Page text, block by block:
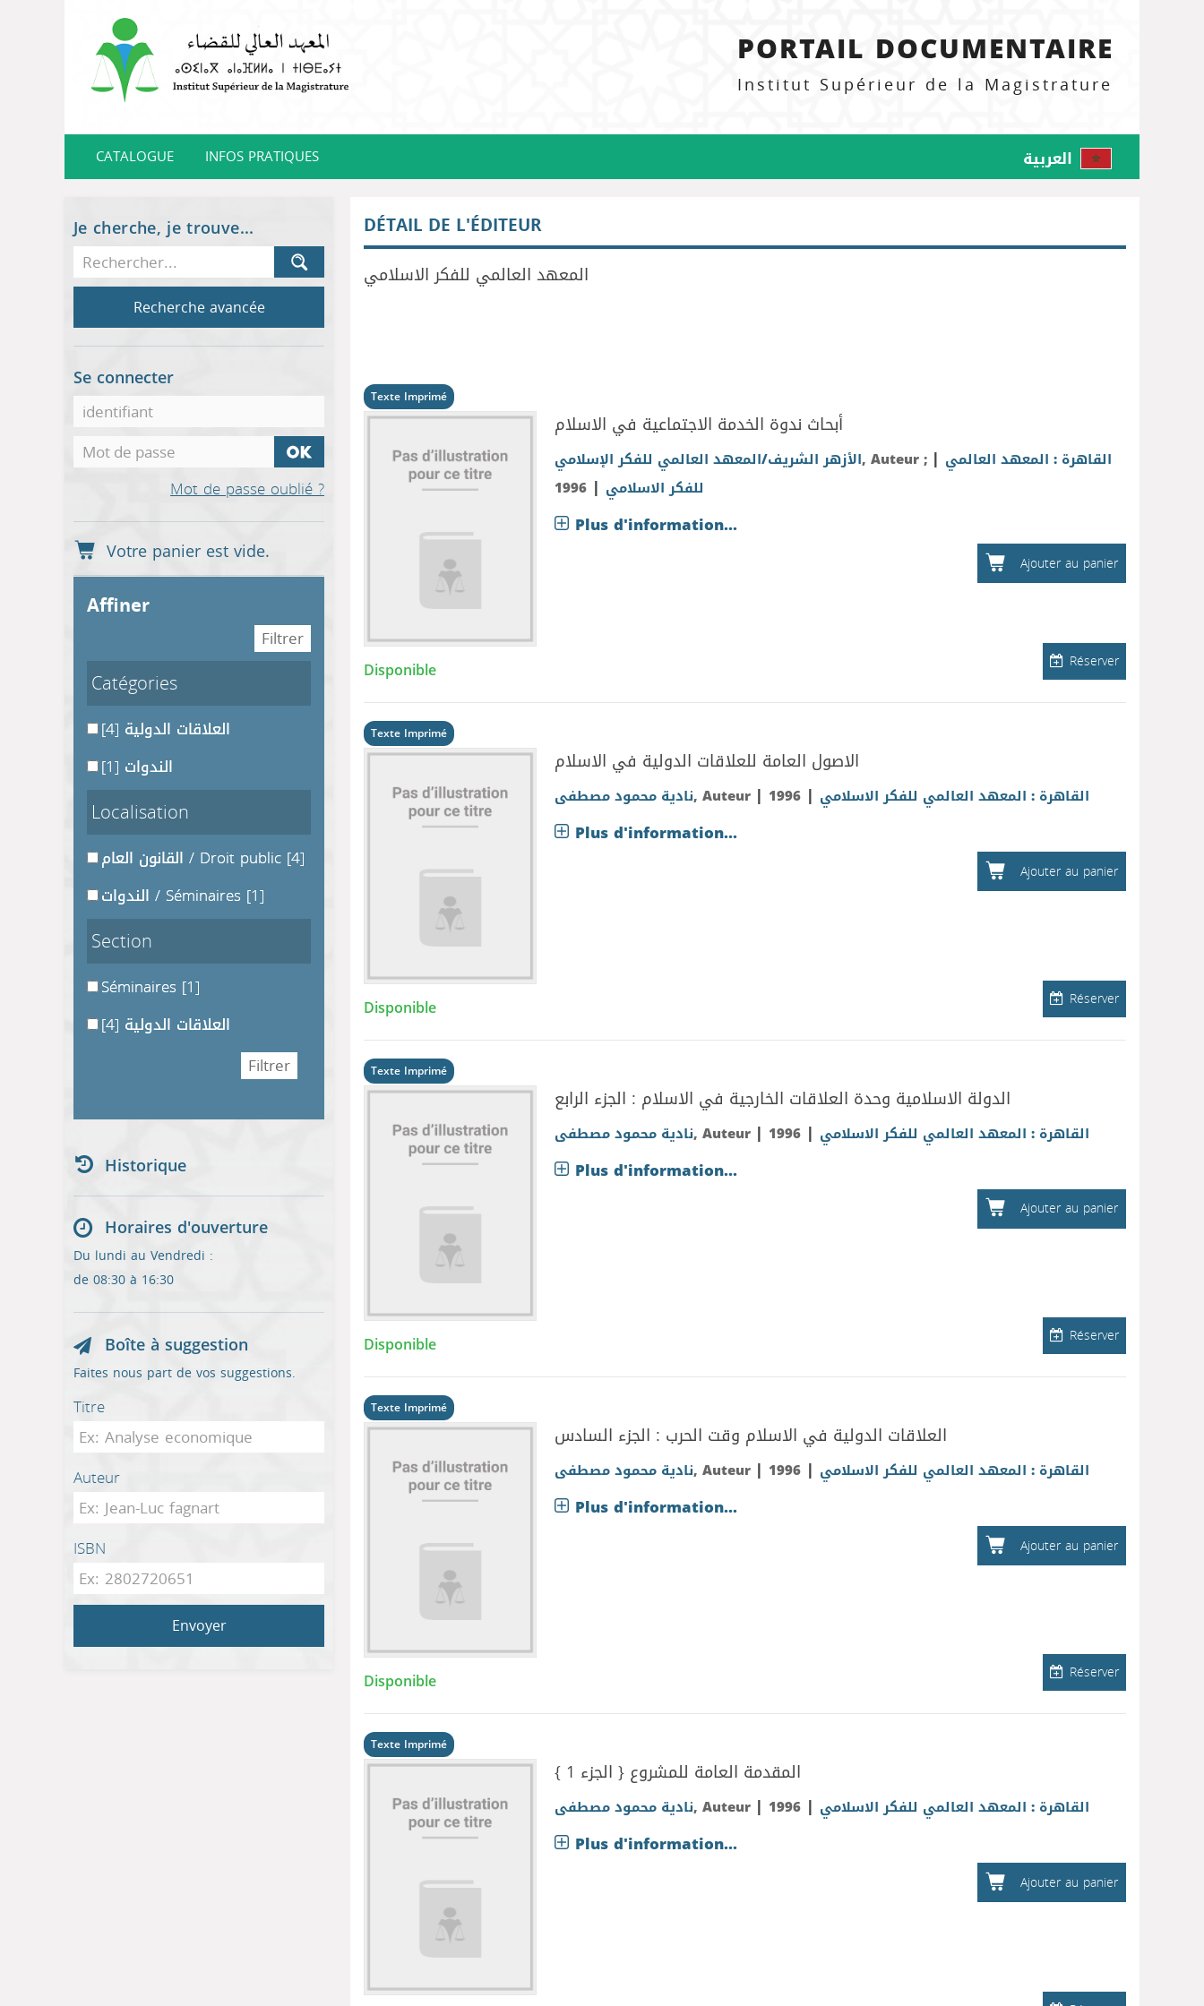
PORTAIL DOCUMENTAIRE
Institut Supérieur de la Magistrature
العربية CATALOGUE INFOS PRATIQUES
DÉTAIL DE L'ÉDITEUR
المعهد العالمي للفكر الاسلامي
Texte Imprimé
أبحاث ندوة الخدمة الاجتماعية في الاسلام
الأزهر الشريف/المعهد العالمي للفكر الإسلامي, Auteur ; | القاهرة : المعهد العالمي
للفكر الاسلامي |
1996
Plus d'information...
Ajouter au panier
Réserver
Disponible
Texte Imprimé
الاصول العامة للعلاقات الدولية في الاسلام
نادية محمود مصطفى, Auteur | القاهرة : المعهد العالمي للفكر الاسلامي |
1996
Plus d'information...
Ajouter au panier
Réserver
Disponible
Texte Imprimé
الدولة الاسلامية وحدة العلاقات الخارجية في الاسلام : الجزء الرابع
نادية محمود مصطفى, Auteur | القاهرة : المعهد العالمي للفكر الاسلامي |
1996
Plus d'information...
Ajouter au panier
Réserver
Disponible
Texte Imprimé
العلاقات الدولية في الاسلام وقت الحرب : الجزء السادس
نادية محمود مصطفى, Auteur | القاهرة : المعهد العالمي للفكر الاسلامي |
1996
Plus d'information...
Ajouter au panier
Réserver
Disponible
Texte Imprimé
المقدمة العامة للمشروع { الجزء 1 }
نادية محمود مصطفى, Auteur | القاهرة : المعهد العالمي للفكر الاسلامي |
1996
Plus d'information...
Ajouter au panier
Je cherche, je trouve...
Recherche avancée
Se connecter
Mot de passe oublié ?
affiner
Catégories
العلاقات الدولية [4]
الندوات [1]
Localisation
القانون العام / Droit public [4]
الندوات / Séminaires [1]
Section
Séminaires [1]
العلاقات الدولية [4]
Historique
Horaires d'ouverture
Du lundi au Vendredi :
de 08:30 à 16:30
Boîte à suggestion
Faites nous part de vos suggestions.
Titre
Auteur
ISBN
Envoyer